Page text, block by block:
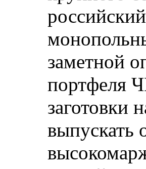
заметной
портфеля
заготовки
выпускать